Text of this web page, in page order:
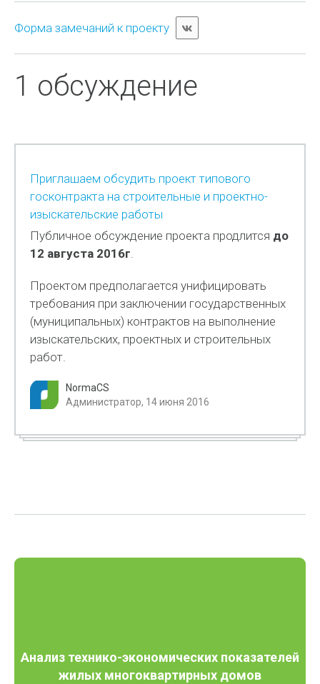
Форма замечаний к проекту
1 обсуждение
Приглашаем обсудить проект типового
госконтракта на строительные и проектно-
изыскательские работы
Публичное обсуждение проекта продлится до
12 августа 2016г.
Проектом предполагается унифицировать
требования при заключении государственных
(муниципальных) контрактов на выполнение
изыскательских, проектных и строительных
работ.
NormaCS
Администратор, 14 июня 2016
Анализ технико-экономических показателей
жилых многоквартирных домов